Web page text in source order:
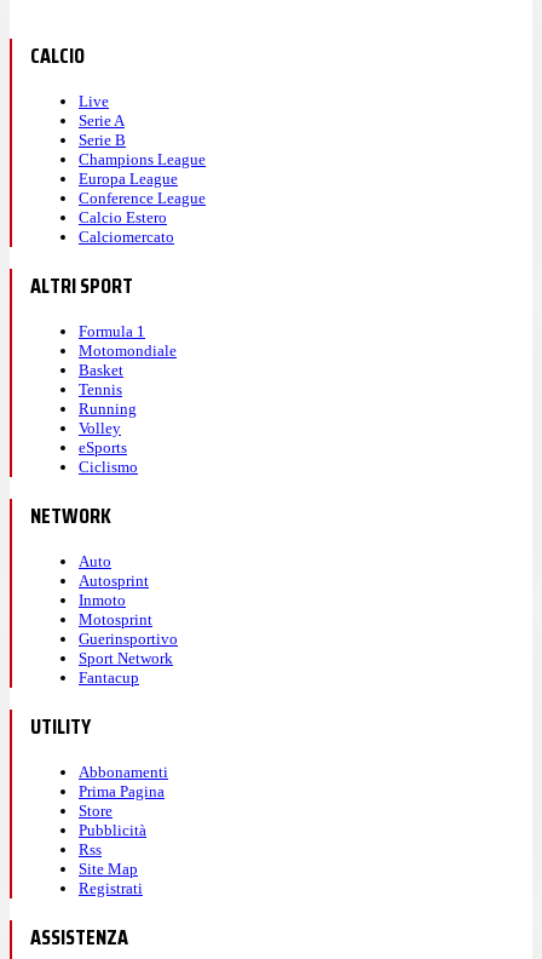
CALCIO
Live
Serie A
Serie B
Champions League
Europa League
Conference League
Calcio Estero
Calciomercato
ALTRI SPORT
Formula 1
Motomondiale
Basket
Tennis
Running
Volley
eSports
Ciclismo
NETWORK
Auto
Autosprint
Inmoto
Motosprint
Guerinsportivo
Sport Network
Fantacup
UTILITY
Abbonamenti
Prima Pagina
Store
Pubblicità
Rss
Site Map
Registrati
ASSISTENZA